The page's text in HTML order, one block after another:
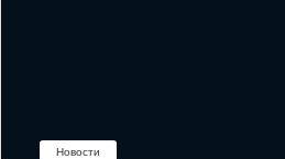
Новости